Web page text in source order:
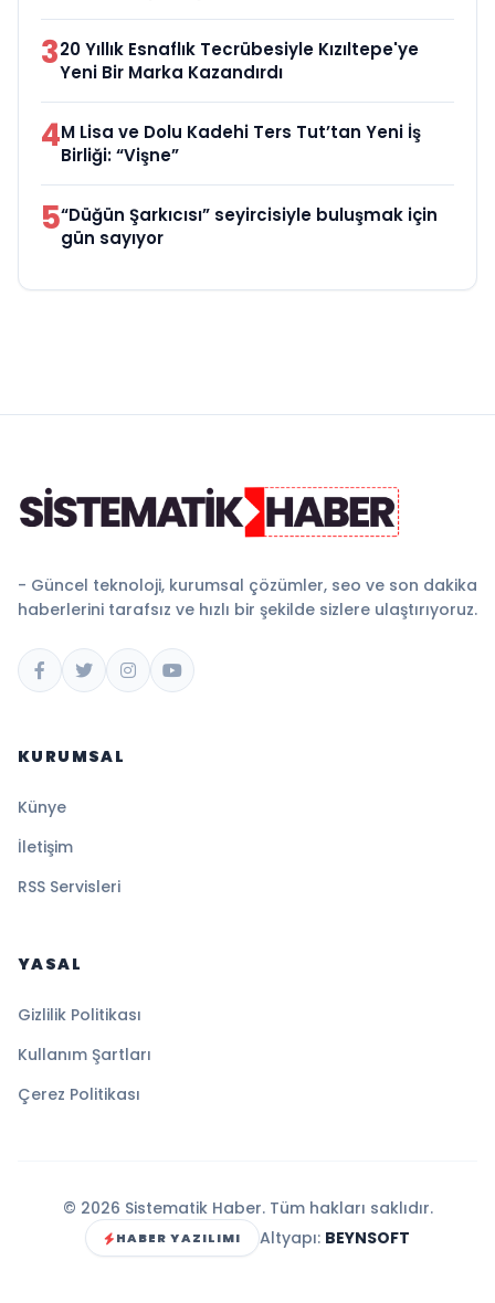
320 Yıllık Esnaflık Tecrübesiyle Kızıltepe'ye
Yeni Bir Marka Kazandırdı
4M Lisa ve Dolu Kadehi Ters Tut’tan Yeni İş
Birliği: “Vişne”
5“Düğün Şarkıcısı” seyircisiyle buluşmak için
gün sayıyor
- Güncel teknoloji, kurumsal çözümler, seo ve son dakika
haberlerini tarafsız ve hızlı bir şekilde sizlere ulaştırıyoruz.
KURUMSAL
Künye
İletişim
RSS Servisleri
YASAL
Gizlilik Politikası
Kullanım Şartları
Çerez Politikası
© 2026 Sistematik Haber. Tüm hakları saklıdır.
HABER YAZILIMI Altyapı: BEYNSOFT